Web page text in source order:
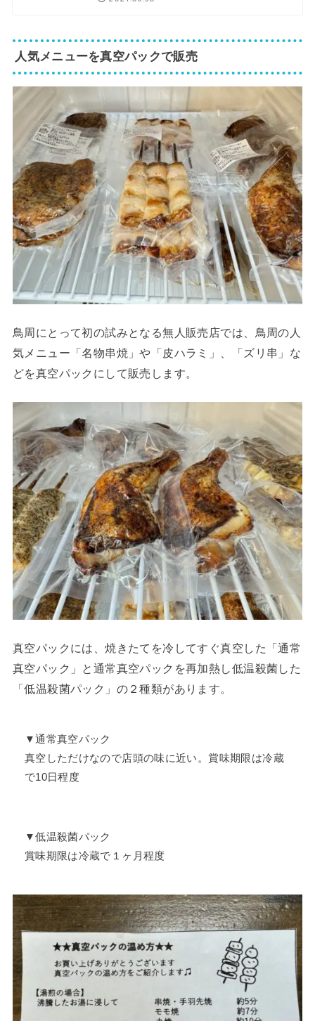
人気メニューを真空パックで販売
鳥周にとって初の試みとなる無人販売店では、鳥周の人
気メニュー「名物串焼」や「皮ハラミ」、「ズリ串」な
どを真空パックにして販売します。
真空パックには、焼きたてを冷してすぐ真空した「通常
真空パック」と通常真空パックを再加熱し低温殺菌した
「低温殺菌パック」の２種類があります。
▼通常真空パック
真空しただけなので店頭の味に近い。賞味期限は冷蔵
で10日程度
▼低温殺菌パック
賞味期限は冷蔵で１ヶ月程度